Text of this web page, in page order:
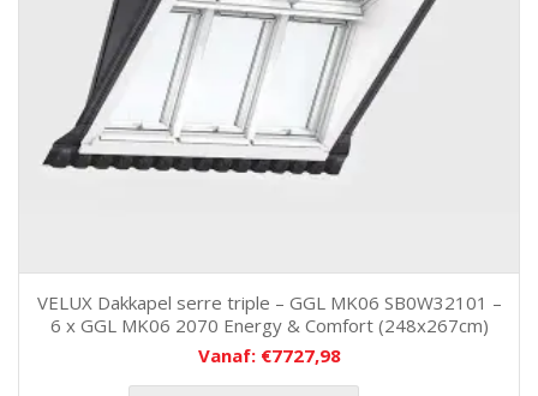
VELUX Dakkapel serre triple – GGL MK06 SB0W32101 –
6 x GGL MK06 2070 Energy & Comfort (248x267cm)
Vanaf: €7727,98